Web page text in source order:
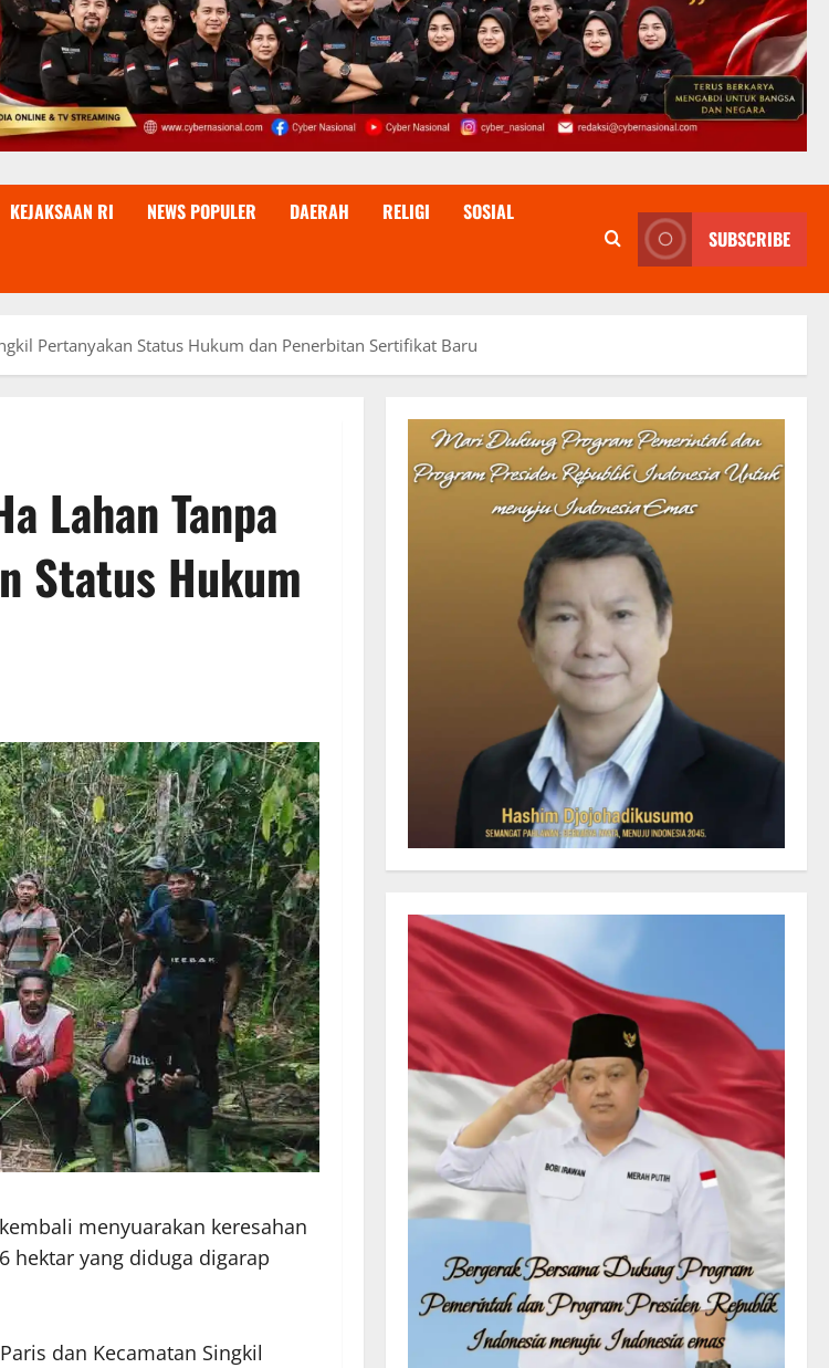
KEJAKSAAN RI NEWS POPULER DAERAH RELIGI SOSIAL
SUBSCRIBE
Pertanyakan Status Hukum dan Penerbitan Sertifikat Baru
Lahan Tanpa
Status Hukum
menyuarakan keresahan
hektar yang diduga digarap
dan Kecamatan Singkil